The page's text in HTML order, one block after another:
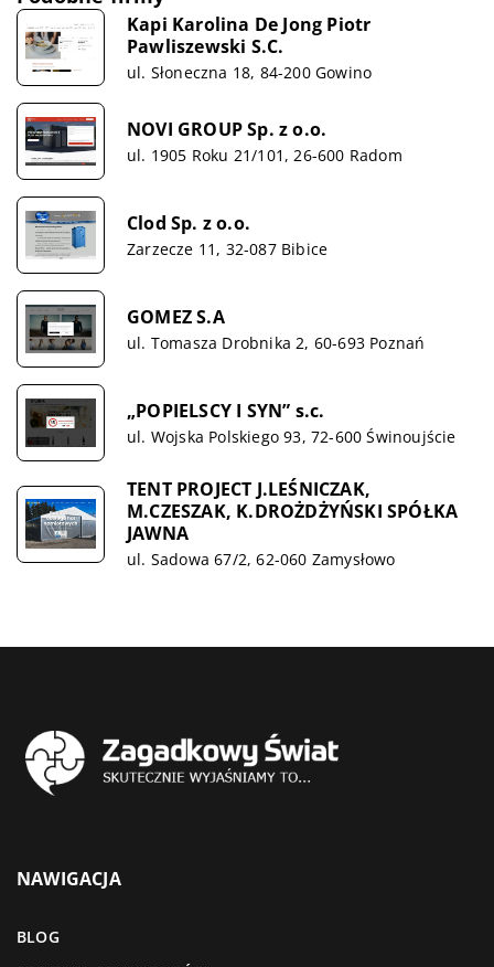
Kapi Karolina De Jong Piotr
Pawliszewski S.C.
ul. Słoneczna 18, 84-200 Gowino
NOVI GROUP Sp. z o.o.
ul. 1905 Roku 21/101, 26-600 Radom
Clod Sp. z o.o.
Zarzecze 11, 32-087 Bibice
GOMEZ S.A
ul. Tomasza Drobnika 2, 60-693 Poznań
„POPIELSCY I SYN” s.c.
ul. Wojska Polskiego 93, 72-600 Świnoujście
TENT PROJECT J.LEŚNICZAK,
M.CZESZAK, K.DROŻDŻYŃSKI SPÓŁKA
JAWNA
ul. Sadowa 67/2, 62-060 Zamysłowo
NAWIGACJA
BLOG